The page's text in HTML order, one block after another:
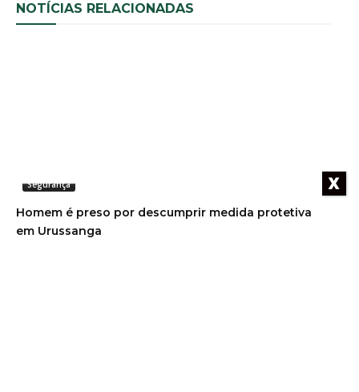
NOTÍCIAS RELACIONADAS
Segurança
Homem é preso por descumprir medida protetiva
em Urussanga
X